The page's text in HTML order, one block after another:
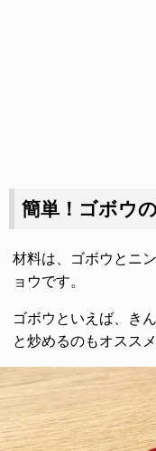
簡単！ゴボウ
材料は、ゴボウとニ
ョウです。
ゴボウといえば、き
と炒めるのもオスス